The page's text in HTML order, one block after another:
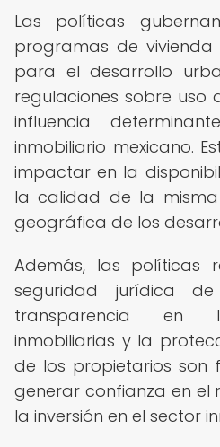
Las políticas
programas de vivienda
para el desarrollo
regulaciones sobre uso
influencia
inmobiliario mexicano.
impactar en la
la calidad de la
geográfica de los
Además, las políticas
seguridad jurídica
transparencia en
inmobiliarias y la
de los propietarios son
generar confianza en
la inversión en el sector